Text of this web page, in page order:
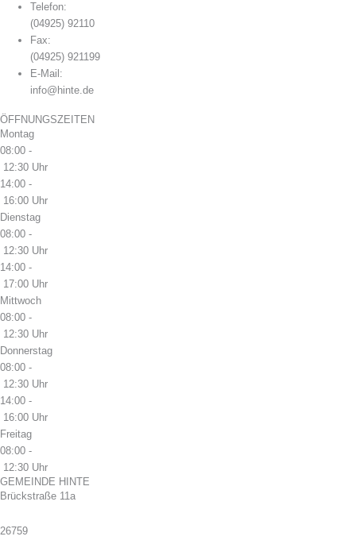
Telefon:
(04925) 92110
Fax:
(04925) 921199
E-Mail:
info@hinte.de
ÖFFNUNGSZEITEN
Montag
08:00 -
12:30 Uhr
14:00 -
16:00 Uhr
Dienstag
08:00 -
12:30 Uhr
14:00 -
17:00 Uhr
Mittwoch
08:00 -
12:30 Uhr
Donnerstag
08:00 -
12:30 Uhr
14:00 -
16:00 Uhr
Freitag
08:00 -
12:30 Uhr
GEMEINDE HINTE
Brückstraße 11a
26759